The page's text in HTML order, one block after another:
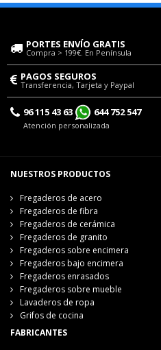
PORTES ENVÍO GRATIS
Compra > 199€. En Península
PAGOS SEGUROS
Transferencia, Tarjeta y Paypal
96 115 43 63 644 752 547
Atención personalizada
NUESTROS PRODUCTOS
Fregaderos de acero
Fregaderos de fibra
Fregaderos de cerámica
Fregaderos de granito
Fregaderos sobre encimera
Fregaderos bajo encimera
Fregaderos enrasados
Fregaderos sobre mueble
Lavaderos de ropa
Grifos de cocina
FABRICANTES